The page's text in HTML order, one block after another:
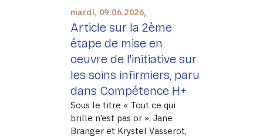
mardi, 09.06.2026,
Article sur la 2ème
étape de mise en
oeuvre de l'initiative sur
les soins infirmiers, paru
dans Compétence H+
Sous le titre « Tout ce qui
brille n’est pas or », Jane
Branger et Krystel Vasserot,